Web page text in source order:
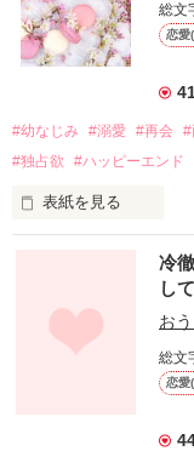
総文
恋愛
#幼なじみ #溺愛 #再会 #
#独占欲
#ハッピーエンド
表紙を見る
幼なじみの哲平に
しかし、ある出来事
関係修復もできない
引っ越すことになり
それから約十二年後
冷
し
お
総文
恋愛